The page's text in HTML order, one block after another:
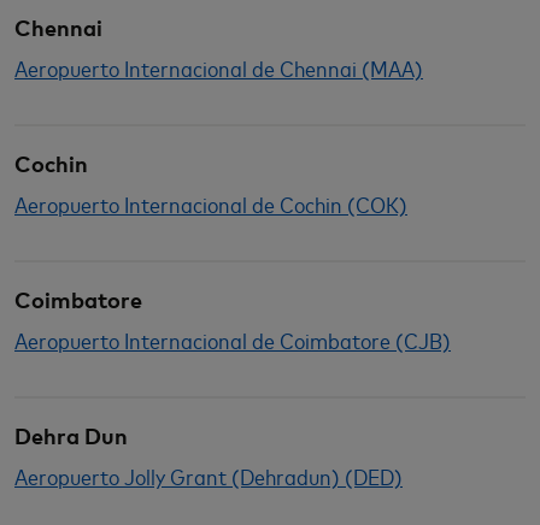
Chennai
Aeropuerto Internacional de Chennai (MAA)
Cochin
Aeropuerto Internacional de Cochin (COK)
Coimbatore
Aeropuerto Internacional de Coimbatore (CJB)
Dehra Dun
Aeropuerto Jolly Grant (Dehradun) (DED)